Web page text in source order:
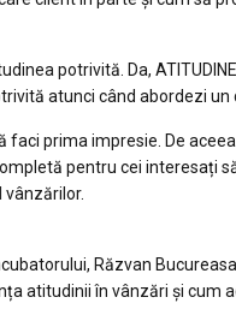
potrivită. Da,
atunci când abordezi un
faci prima impresie. De
pentru cei interesați
Răzvan
atitudinii în vânzări și cum